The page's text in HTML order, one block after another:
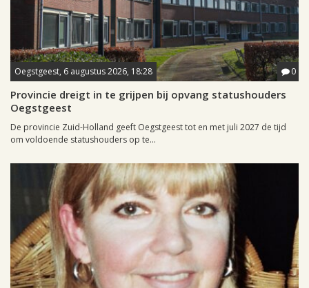
Oegstgeest, 6 augustus 2026, 18:28 0
Provincie dreigt in te grijpen bij opvang statushouders
Oegstgeest
De provincie Zuid-Holland geeft Oegstgeest tot en met juli 2027 de tijd
om voldoende statushouders op te...